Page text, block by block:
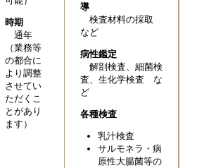
時期
通年
（業務等
の都合に
より調整
させてい
ただくこ
とがあり
ます）
導
検査材料の採取
など
病性鑑定
解剖検査、細菌検
査、生化学検査 な
ど
各種検査
乳汁検査
サルモネラ・病
原性大腸菌等の